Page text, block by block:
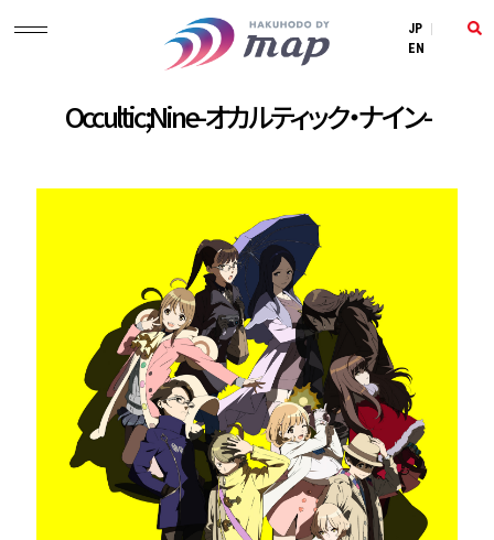
JP
EN
Occultic;Nine-オカルティック・ナイン-